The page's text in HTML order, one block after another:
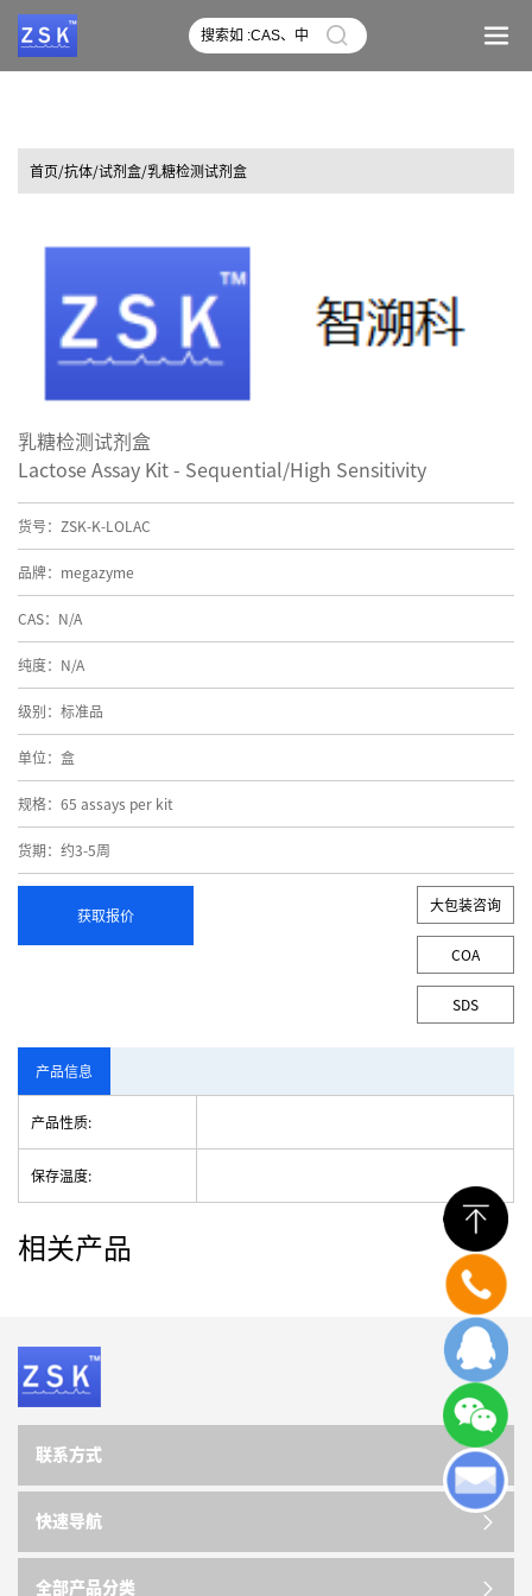
首页/抗体/试剂盒/乳糖检测试剂盒
乳糖检测试剂盒
Lactose Assay Kit - Sequential/High Sensitivity
货号：ZSK-K-LOLAC
品牌：megazyme
CAS：N/A
纯度：N/A
级别：标准品
单位：盒
规格：65 assays per kit
货期：约3-5周
获取报价
大包装咨询
COA
SDS
产品信息
产品性质:
保存温度:
相关产品
联系方式
快速导航
全部产品分类